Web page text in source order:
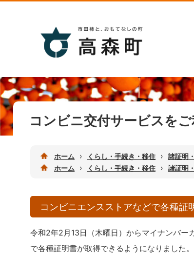
コンビニ交付サービスをご
ホーム › くらし・手続き・移住 › 諸証明
ホーム
› くらし・手続き・移住 › 諸証明
コンビニエンスストアなどで各種証
令和2年2月13日（木曜日）からマイナンバー
で各種証明書が取得できるようになりました。